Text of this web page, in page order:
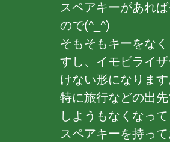
スペアキーがあれ
ので(^_^)
そもそもキーをな
すし、イモビライ
けない形になりま
特に旅行などの出
しようもなくなっ
スペアキーを持っ